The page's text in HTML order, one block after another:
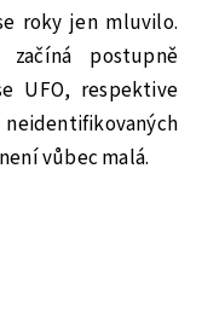
roky jen mluvilo.
postupně
UFO, respektive
vůbec malá.